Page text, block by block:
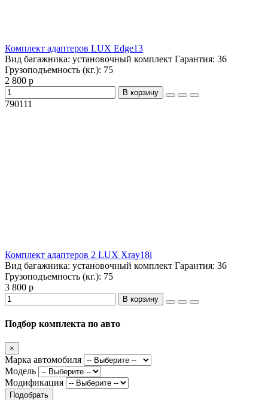
Комплект адаптеров LUX Edge13
Вид багажника: установочный комплект Гарантия: 36
Грузоподъемность (кг.): 75
2 800 р
В корзину
790111
Комплект адаптеров 2 LUX Xray18i
Вид багажника: установочный комплект Гарантия: 36
Грузоподъемность (кг.): 75
3 800 р
В корзину
Подбор комплекта по авто
×
Марка автомобиля
Модель
Модификация
Подобрать